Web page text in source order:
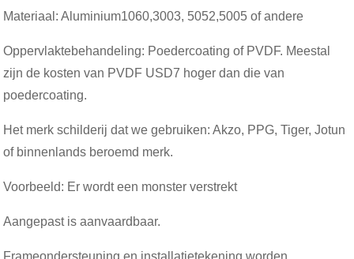
Materiaal: Aluminium1060,3003, 5052,5005 of andere
Oppervlaktebehandeling: Poedercoating of PVDF. Meestal
zijn de kosten van PVDF USD7 hoger dan die van
poedercoating.
Het merk schilderij dat we gebruiken: Akzo, PPG, Tiger, Jotun
of binnenlands beroemd merk.
Voorbeeld: Er wordt een monster verstrekt
Aangepast is aanvaardbaar.